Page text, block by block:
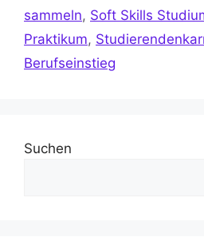
sammeln, Soft Skills
Praktikum,
Berufseinstieg
Suchen